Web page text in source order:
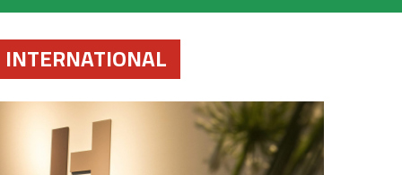
INTERNATIONAL